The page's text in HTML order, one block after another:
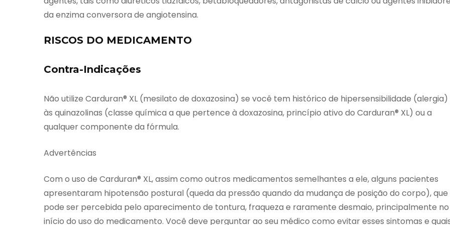
da enzima conversora de angiotensina.
RISCOS DO MEDICAMENTO
Contra-Indicações
Não utilize Carduran® XL (mesilato de doxazosina) se você tem histórico de hipersensibilidade (alergia)
às quinazolinas (classe química a que pertence à doxazosina, princípio ativo do Carduran® XL) ou a
qualquer componente da fórmula.
Advertências
Com o uso de Carduran® XL, assim como outros medicamentos semelhantes a ele, alguns pacientes
apresentaram hipotensão postural (queda da pressão quando da mudança de posição do corpo), que
pode ser percebida pelo aparecimento de tontura, fraqueza e raramente desmaio, principalmente no
início do uso do medicamento. Você deve perguntar ao seu médico como evitar esses sintomas e